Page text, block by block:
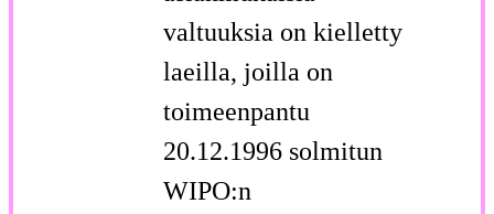
valtuuksia on kielletty
laeilla, joilla on
toimeenpantu
20.12.1996 solmitun
WIPO:n